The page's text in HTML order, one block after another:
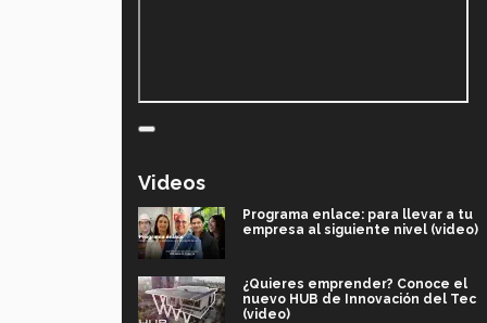
Videos
Programa enlace: para llevar a tu
empresa al siguiente nivel (video)
¿Quieres emprender? Conoce el
nuevo HUB de Innovación del Tec
(video)